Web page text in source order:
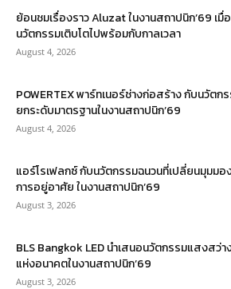
ย้อนชมเรื่องราว Aluzat ในงานสถาปนิก’69 เมื่อ
นวัตกรรมเติบโตไปพร้อมกับกาลเวลา
August 4, 2026
POWERTEX พาร์ทเนอร์ช่างก่อสร้าง กับนวัตก
ยกระดับมาตรฐานในงานสถาปนิก’69
August 4, 2026
แอร์โรเฟลกซ์ กับนวัตกรรมฉนวนที่เปลี่ยนมุมมอ
การอยู่อาศัย ในงานสถาปนิก’69
August 3, 2026
BLS Bangkok LED นำเสนอนวัตกรรมแสงสว่า
แห่งอนาคตในงานสถาปนิก’69
August 3, 2026